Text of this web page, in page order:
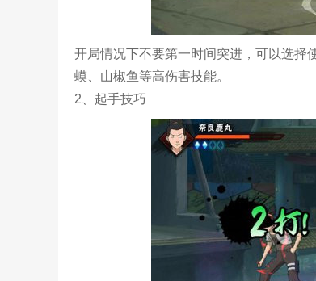
开局情况下不要第一时间突进，可以选择
蟆、山椒鱼等高伤害技能。
2、起手技巧